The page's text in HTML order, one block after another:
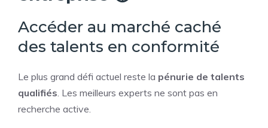
Accéder au marché caché
des talents en conformité
Le plus grand défi actuel reste la pénurie de talents
qualifiés. Les meilleurs experts ne sont pas en
recherche active.